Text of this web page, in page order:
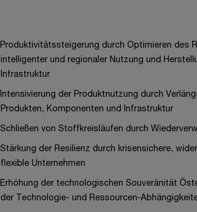
Produktivitätssteigerung durch Optimieren des
intelligenter und regionaler Nutzung und
Infrastruktur
Intensivierung der Produktnutzung durch
Produkten, Komponenten und Infrastruktur
Schließen von Stoffkreisläufen durch
Stärkung der Resilienz durch krisensichere,
flexible Unternehmen
Erhöhung der technologischen Souveränität
der Technologie- und Ressourcen-